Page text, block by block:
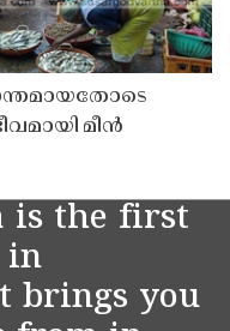
മീൻ
is the first
in
brings you